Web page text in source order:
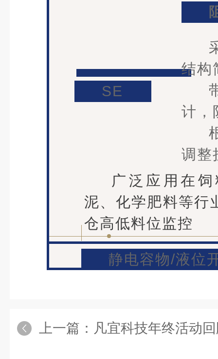
SE
结构
计，
调整
广泛应用在
泥、化学肥料等行
仓高低料位监控
静电容物/液位
上一篇： 凡宜科技年终活动